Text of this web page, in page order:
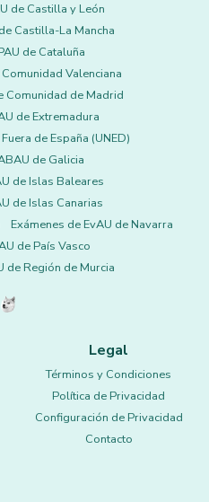
de Castilla y León
Castilla-La Mancha
de Cataluña
Valenciana
Comunidad de Madrid
de Extremadura
de España (UNED)
de Galicia
de Islas Baleares
de Islas Canarias
Exámenes de EvAU de Navarra
de País Vasco
de Región de Murcia
Legal
Términos y Condiciones
Política de Privacidad
Configuración de Privacidad
Contacto